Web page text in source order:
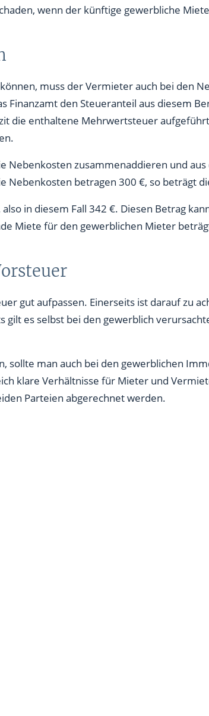
wenn der künftige gewerbliche
muss der Vermieter auch bei den
Finanzamt den Steueranteil aus diesem
die enthaltene Mehrwertsteuer
Nebenkosten zusammenaddieren und
Nebenkosten betragen 300 €, so beträgt
in diesem Fall 342 €. Diesen Betrag
Miete für den gewerblichen Mieter
gut aufpassen. Einerseits ist darauf zu
es selbst bei den gewerblich
sollte man auch bei den gewerblichen
klare Verhältnisse für Mieter und
Parteien abgerechnet werden.